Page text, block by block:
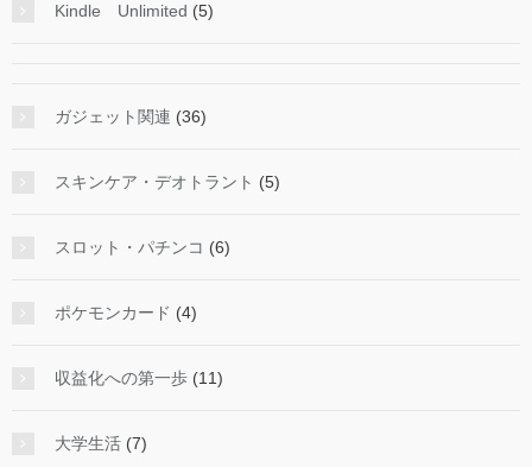
Kindle Unlimited (5)
ガジェット関連 (36)
スキンケア・デオトラント (5)
スロット・パチンコ (6)
ポケモンカード (4)
収益化への第一歩 (11)
大学生活 (7)